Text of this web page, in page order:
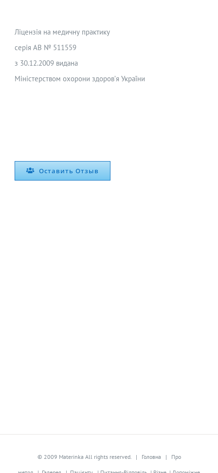
Ліцензія на медичну практику
серія АВ № 511559
з 30.12.2009 видана
Міністерством охорони здоров’я України
Оставить Отзыв
© 2009 Materinka All rights reserved. | Головна | Про